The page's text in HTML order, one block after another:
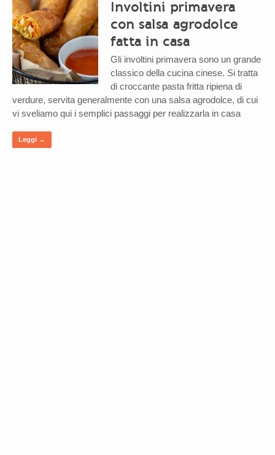
Involtini primavera
con salsa agrodolce
fatta in casa
Gli involtini primavera sono un grande
classico della cucina cinese. Si tratta
di croccante pasta fritta ripiena di
verdure, servita generalmente con una salsa agrodolce, di cui
vi sveliamo qui i semplici passaggi per realizzarla in casa
Leggi →